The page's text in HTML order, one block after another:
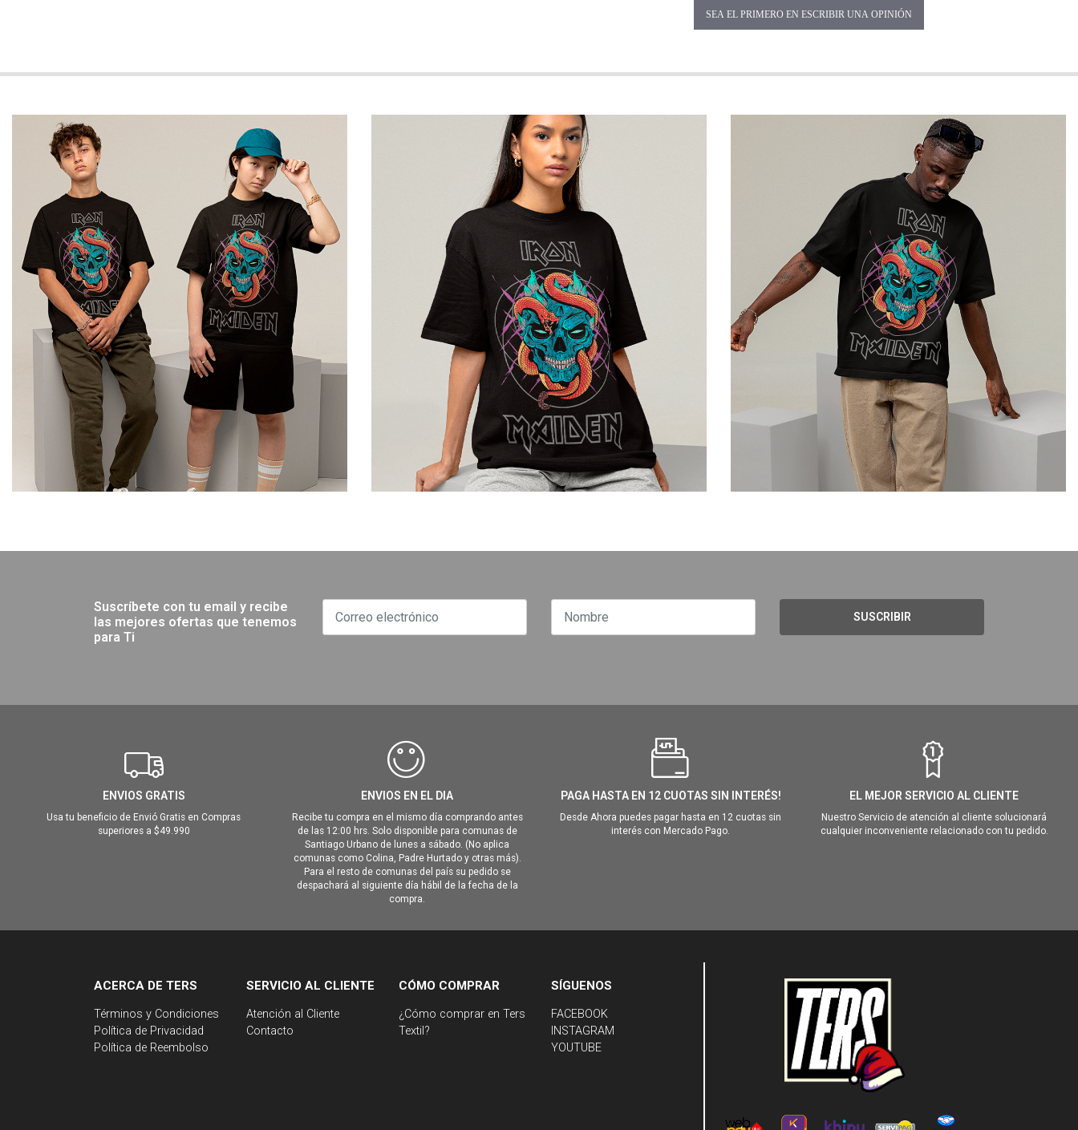
SEA EL PRIMERO EN ESCRIBIR UNA OPINIÓN
Suscríbete con tu email y recibe
las mejores ofertas que tenemos
para Ti
SUSCRIBIR
ENVIOS GRATIS
Usa tu beneficio de Envió Gratis en Compras
superiores a $49.990
ENVIOS EN EL DIA
Recibe tu compra en el mismo día comprando antes
de las 12:00 hrs. Solo disponible para comunas de
Santiago Urbano de lunes a sábado. (No aplica
comunas como Colina, Padre Hurtado y otras más).
Para el resto de comunas del país su pedido se
despachará al siguiente día hábil de la fecha de la
compra.
PAGA HASTA EN 12 CUOTAS SIN INTERÉS!
Desde Ahora puedes pagar hasta en 12 cuotas sin
interés con Mercado Pago.
EL MEJOR SERVICIO AL CLIENTE
Nuestro Servicio de atención al cliente solucionará
cualquier inconveniente relacionado con tu pedido.
ACERCA DE TERS
Términos y Condiciones
Política de Privacidad
Política de Reembolso
SERVICIO AL CLIENTE
Atención al Cliente
Contacto
CÓMO COMPRAR
¿Cómo comprar en Ters
Textil?
SÍGUENOS
FACEBOOK
INSTAGRAM
YOUTUBE